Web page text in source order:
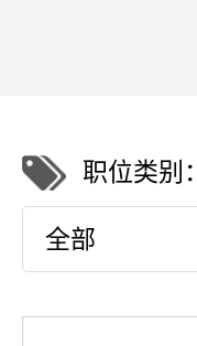
职位类别：
全部